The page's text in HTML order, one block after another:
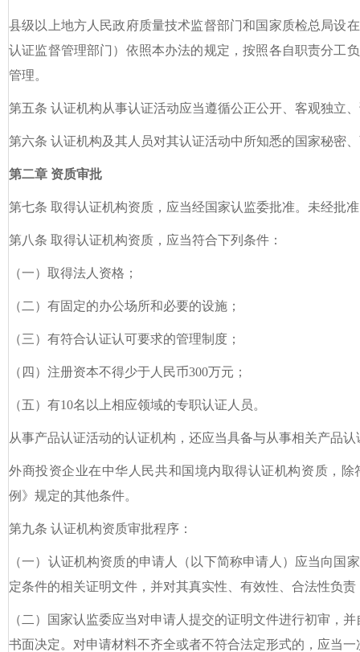
县级以上地方人民政府质量技术监督部门和国家质检总局设
认证监督管理部门）依照本办法的规定，按照各自职责分工
管理。
第五条 认证机构从事认证活动应当遵循公正公开、客观独立
第六条 认证机构及其人员对其认证活动中所知悉的国家秘密
第二章 资质审批
第七条 取得认证机构资质，应当经国家认监委批准。未经批
第八条 取得认证机构资质，应当符合下列条件：
（一）取得法人资格；
（二）有固定的办公场所和必要的设施；
（三）有符合认证认可要求的管理制度；
（四）注册资本不得少于人民币300万元；
（五）有10名以上相应领域的专职认证人员。
从事产品认证活动的认证机构，还应当具备与从事相关产品
外商投资企业在中华人民共和国境内取得认证机构资质，
例》规定的其他条件。
第九条 认证机构资质审批程序：
（一）认证机构资质的申请人（以下简称申请人）应当向国
定条件的相关证明文件，并对其真实性、有效性、合法性负
（二）国家认监委应当对申请人提交的证明文件进行初审，
书面决定。对申请材料不齐全或者不符合法定形式的，应当